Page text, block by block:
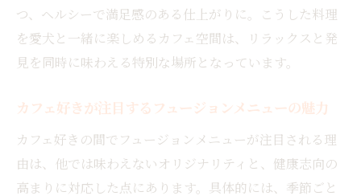
つ、ヘルシーで満足感のある仕上がりに。こうした料理
を愛犬と一緒に楽しめるカフェ空間は、リラックスと発
見を同時に味わえる特別な場所となっています。
カフェ好きが注目するフュージョンメニューの魅力
カフェ好きの間でフュージョンメニューが注目される理
由は、他では味わえないオリジナリティと、健康志向の
高まりに対応した点にあります。具体的には、季節ごと